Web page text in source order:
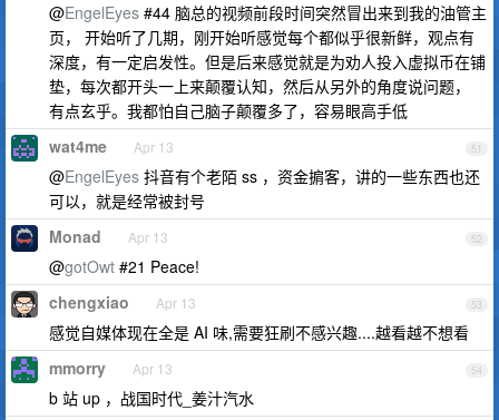
@EngelEyes #44 脑总的视频前段时间突然冒出来到我的油管主
页， 开始听了几期，刚开始听感觉每个都似乎很新鲜，观点有
深度，有一定启发性。但是后来感觉就是为劝人投入虚拟币在铺
垫，每次都开头一上来颠覆认知，然后从另外的角度说问题，
有点玄乎。我都怕自己脑子颠覆多了，容易眼高手低
51
wat4me Apr 13
@EngelEyes 抖音有个老陌 ss ，资金掮客，讲的一些东西也还
可以，就是经常被封号
52
Monad Apr 13
@gotOwt #21 Peace!
53
chengxiao Apr 13
感觉自媒体现在全是 AI 味,需要狂刷不感兴趣....越看越不想看
54
mmorry Apr 13
b 站 up ，战国时代_姜汁汽水